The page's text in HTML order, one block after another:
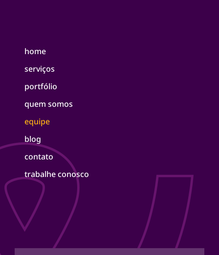
home
serviços
portfólio
quem somos
equipe
blog
contato
trabalhe conosco